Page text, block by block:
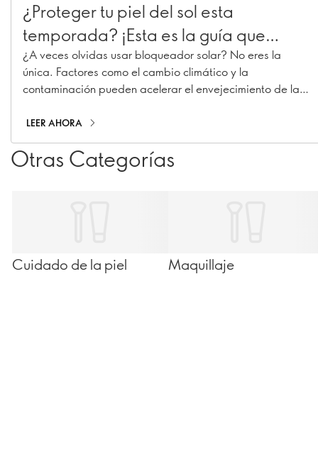
¿Proteger tu piel del sol esta
temporada? ¡Esta es la guía que
debes de tener a la mano!
¿A veces olvidas usar bloqueador solar? No eres la
única. Factores como el cambio climático y la
contaminación pueden acelerar el envejecimiento de la
pérdida de colágeno.
LEER AHORA
Otras Categorías
Cuidado de la piel Maquillaje